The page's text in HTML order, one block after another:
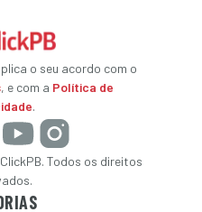
o seu acordo com o
, e com a Política de
.
Todos os direitos